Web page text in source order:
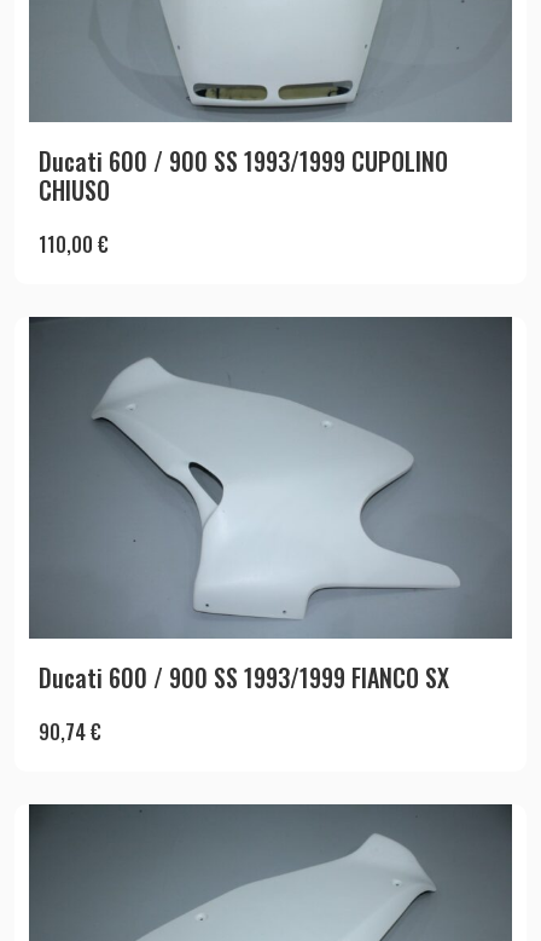
Ducati 600 / 900 SS 1993/1999 CUPOLINO
CHIUSO
110,00 €
Ducati 600 / 900 SS 1993/1999 FIANCO SX
90,74€